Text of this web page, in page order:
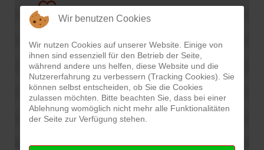
Wir benutzen Cookies
Wir nutzen Cookies auf unserer Website. Einige von
ihnen sind essenziell für den Betrieb der Seite,
während andere uns helfen, diese Website und die
Nutzererfahrung zu verbessern (Tracking Cookies). Sie
können selbst entscheiden, ob Sie die Cookies
zulassen möchten. Bitte beachten Sie, dass bei einer
Ablehnung womöglich nicht mehr alle Funktionalitäten
der Seite zur Verfügung stehen.